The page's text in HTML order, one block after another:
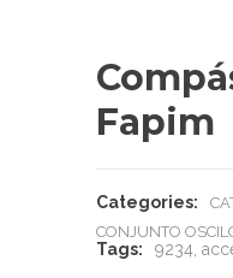
Fapim
Categories:
CONJUNTO
Tags: 9234,